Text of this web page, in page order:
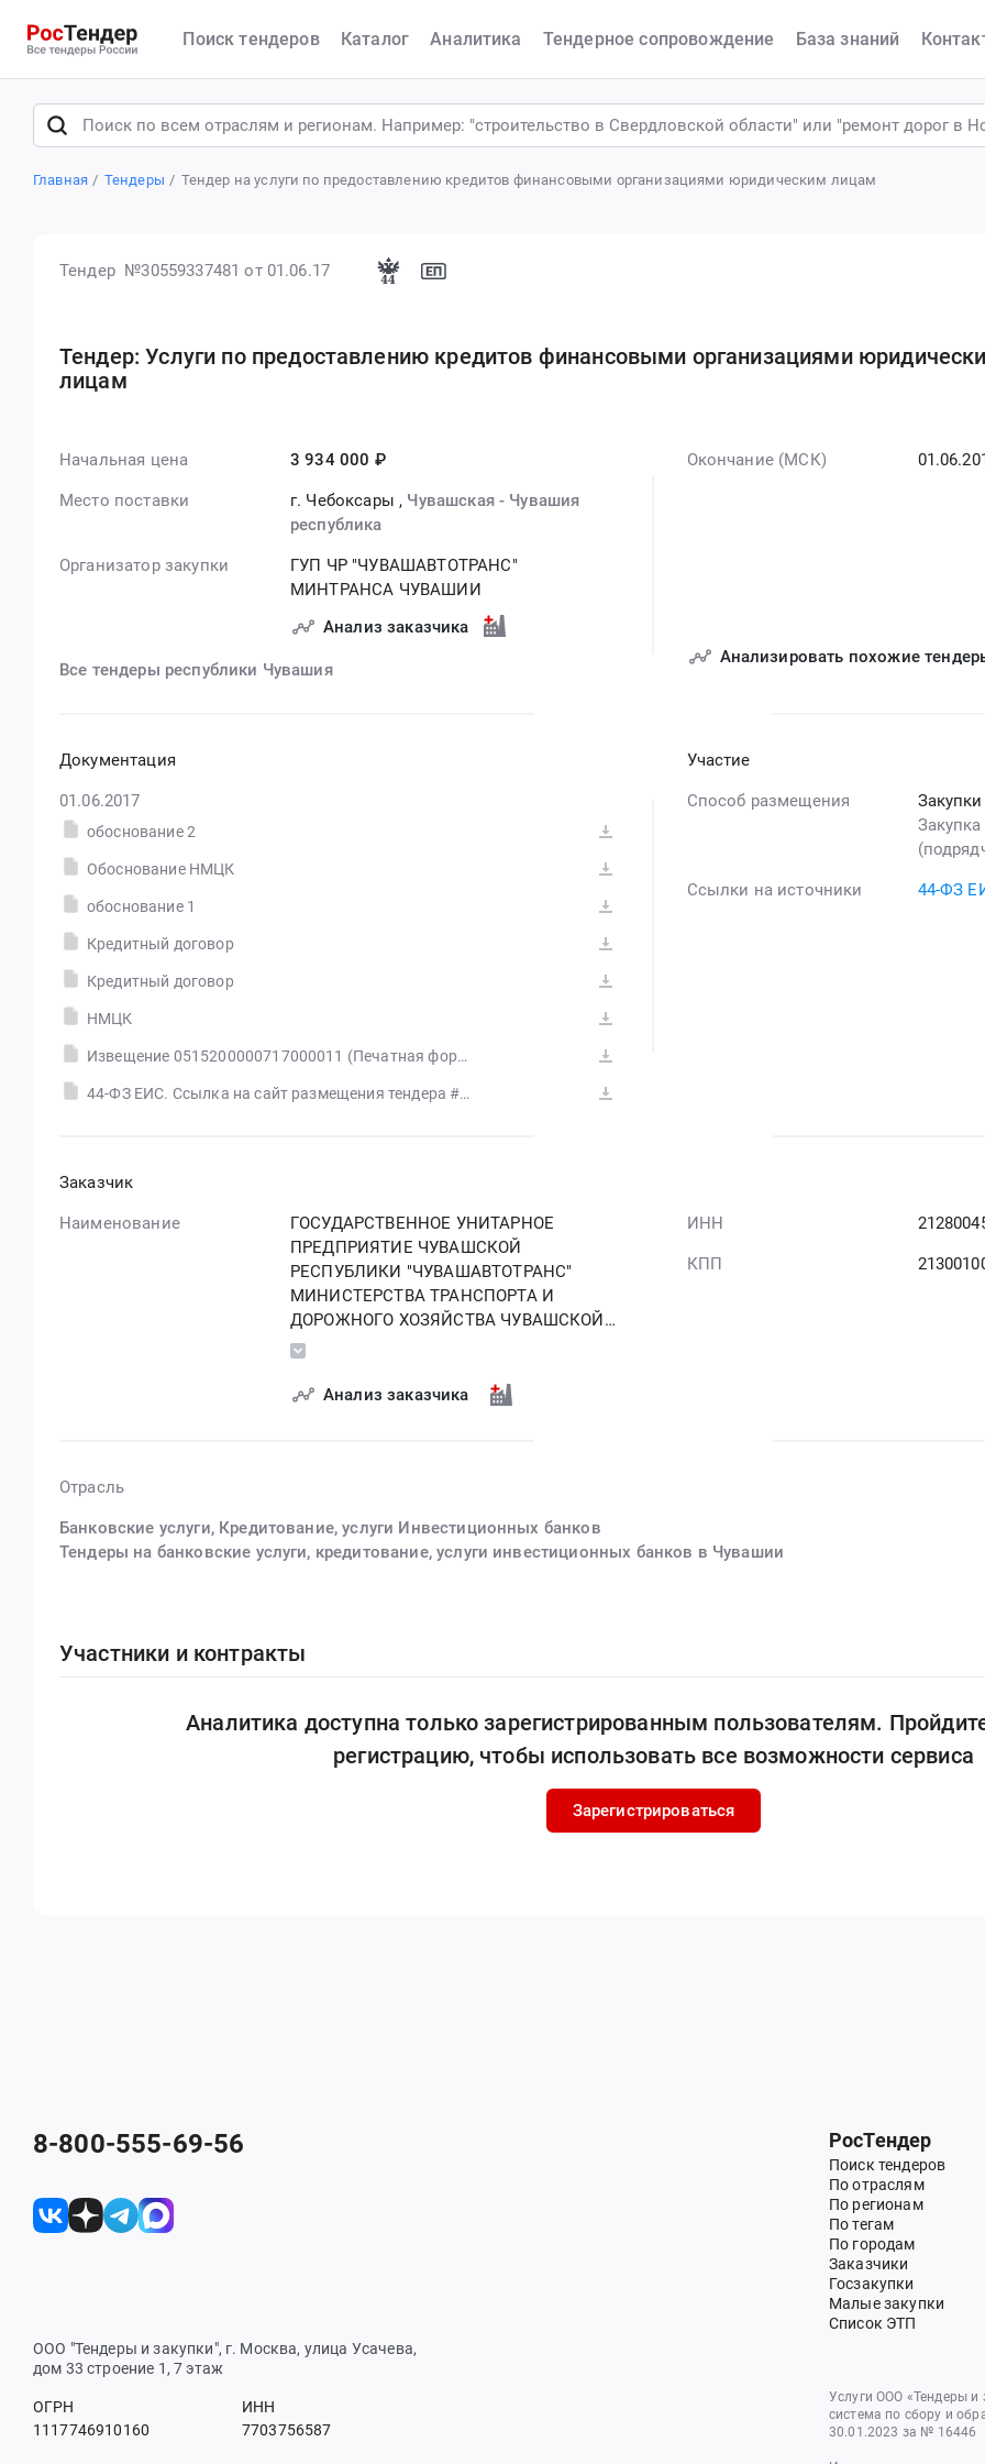
Поиск тендеров Каталог Аналитика Тендерное сопровождение База знаний
Главная Тендеры Тендер на услуги по предоставлению кредитов финансовыми организациями юридическим лицам
Тендер №30559337481 от 01.06.17
Тендер: Услуги по предоставлению кредитов финансовыми организациями
лицам
Начальная цена 3 934 000 ₽
Место поставки г. Чебоксары , Чувашская - Чувашия
республика
Организатор закупки
ГУП ЧР "ЧУВАШАВТОТРАНС"
МИНТРАНСА ЧУВАШИИ
Анализ заказчика
Все тендеры республики Чувашия
Окончание (МСК)
Анализировать похожие
Документация
01.06.2017
обоснование 2
Обоснование НМЦК
обоснование 1
Кредитный договор
Кредитный договор
НМЦК
Извещение 0515200000717000011 (Печатная форма)
44-ФЗ ЕИС. Ссылка на сайт размещения тендера #30559337481.doc
Участие
Способ размещения
Ссылки на источники 44-ФЗ
Заказчик
Наименование
ГОСУДАРСТВЕННОЕ УНИТАРНОЕ
ПРЕДПРИЯТИЕ ЧУВАШСКОЙ
РЕСПУБЛИКИ "ЧУВАШАВТОТРАНС"
МИНИСТЕРСТВА ТРАНСПОРТА И
ДОРОЖНОГО ХОЗЯЙСТВА ЧУВАШСКОЙ
РЕСПУБЛИКИ
Анализ заказчика
ИНН
КПП
Отрасль
Банковские услуги, Кредитование, услуги Инвестиционных банков
Тендеры на банковские услуги, кредитование, услуги инвестиционных банков в Чувашии
Участники и контракты
Аналитика доступна только зарегистрированным пользователям.
регистрацию, чтобы использовать все возможности сервиса
Зарегистрироваться
8-800-555-69-56
ООО "Тендеры и закупки", г. Москва, улица Усачева,
дом 33 строение 1, 7 этаж
ОГРН
1117746910160
ИНН
7703756587
РосТендер
Поиск тендеров
По отраслям
По регионам
По тегам
По городам
Заказчики
Госзакупки
Малые закупки
Список ЭТП
Услуги ООО «Тендеры
система по сбору и
30.01.2023 за № 16446